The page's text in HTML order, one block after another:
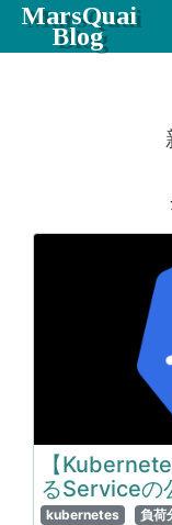
MarsQuai
Blog
【
るServiceの
kubernetes 負荷